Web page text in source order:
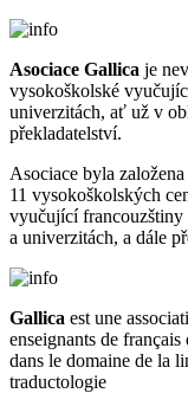
Asociace Gallica je
vysokoškolské
univerzitách, ať už v
překladatelství.
Asociace byla
11 vysokoškolských
vyučující francouzštiny
a univerzitách, a dále
Gallica est une
enseignants de
dans le domaine de la
traductologie